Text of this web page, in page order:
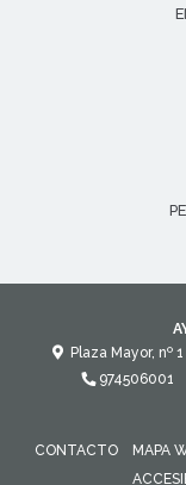
Plaza Mayor, nº 1
974506001
CONTACTO MAPA